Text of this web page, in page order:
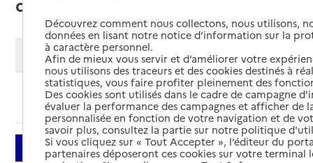
Modifier ma recherche
Ajouter cette recherche aux favoris
Filtrer
Découvrez comment nous collectons, nous utilisons,
données en lisant notre notice d’information sur la
à caractère personnel.
Afin de mieux vous servir et d’améliorer votre
nous utilisons des traceurs et des cookies destinés à
statistiques, vous faire profiter pleinement des
Des cookies sont utilisés dans le cadre de campagne
évaluer la performance des campagnes et afficher de
personnalisée en fonction de votre navigation et de
savoir plus, consultez la partie sur notre politique
Si vous cliquez sur « Tout Accepter », l’éditeur du
partenaires déposeront ces cookies sur votre terminal